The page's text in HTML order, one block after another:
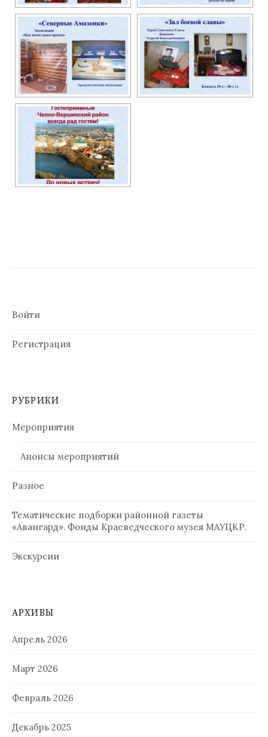
Войти
Регистрация
РУБРИКИ
Мероприятия
Анонсы мероприятий
Разное
Тематические подборки районной газеты
«Авангард». Фонды Краеведческого музея МАУЦКР.
Экскурсии
АРХИВЫ
Апрель 2026
Март 2026
Февраль 2026
Декабрь 2025